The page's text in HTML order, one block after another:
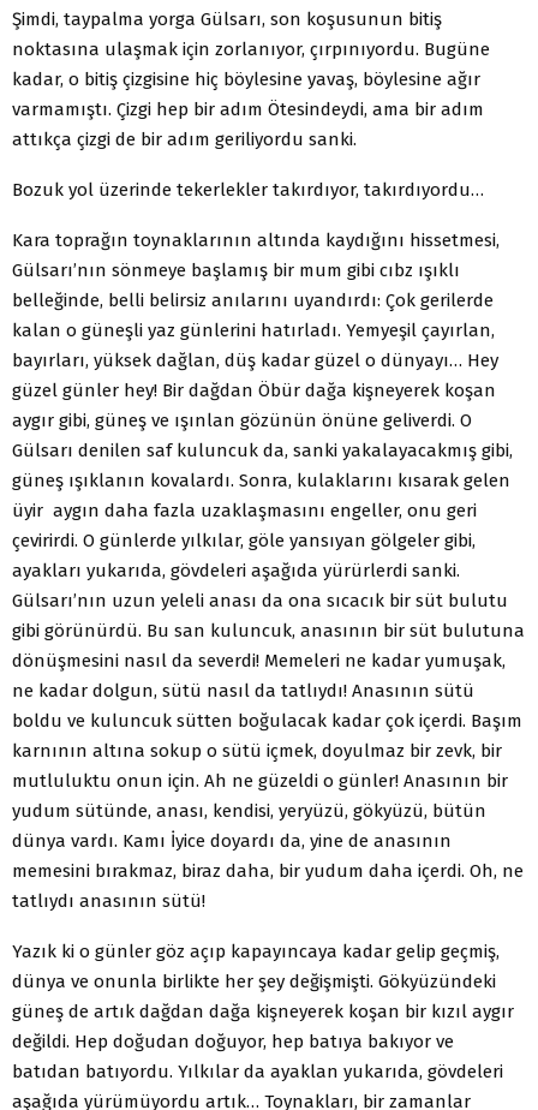
Şimdi, taypalma yorga Gülsarı, son koşusunun bitiş
noktasına ulaşmak için zorlanıyor, çırpınıyordu. Bugüne
kadar, o bitiş çizgisine hiç böylesine yavaş, böylesine ağır
varmamıştı. Çizgi hep bir adım Ötesindeydi, ama bir adım
attıkça çizgi de bir adım geriliyordu sanki.
Bozuk yol üzerinde tekerlekler takırdıyor, takırdıyordu…
Kara toprağın toynaklarının altında kaydığını hissetmesi,
Gülsarı’nın sönmeye başlamış bir mum gibi cıbz ışıklı
belleğinde, belli belirsiz anılarını uyandırdı: Çok gerilerde
kalan o güneşli yaz günlerini hatırladı. Yemyeşil çayırlan,
bayırları, yüksek dağlan, düş kadar güzel o dünyayı… Hey
güzel günler hey! Bir dağdan Öbür dağa kişneyerek koşan
aygır gibi, güneş ve ışınlan gözünün önüne geliverdi. O
Gülsarı denilen saf kuluncuk da, sanki yakalayacakmış gibi,
güneş ışıklanın kovalardı. Sonra, kulaklarını kısarak gelen
üyir aygın daha fazla uzaklaşmasını engeller, onu geri
çevirirdi. O günlerde yılkılar, göle yansıyan gölgeler gibi,
ayakları yukarıda, gövdeleri aşağıda yürürlerdi sanki.
Gülsarı’nın uzun yeleli anası da ona sıcacık bir süt bulutu
gibi görünürdü. Bu san kuluncuk, anasının bir süt bulutuna
dönüşmesini nasıl da severdi! Memeleri ne kadar yumuşak,
ne kadar dolgun, sütü nasıl da tatlıydı! Anasının sütü
boldu ve kuluncuk sütten boğulacak kadar çok içerdi. Başım
karnının altına sokup o sütü içmek, doyulmaz bir zevk, bir
mutluluktu onun için. Ah ne güzeldi o günler! Anasının bir
yudum sütünde, anası, kendisi, yeryüzü, gökyüzü, bütün
dünya vardı. Kamı İyice doyardı da, yine de anasının
memesini bırakmaz, biraz daha, bir yudum daha içerdi. Oh, ne
tatlıydı anasının sütü!
Yazık ki o günler göz açıp kapayıncaya kadar gelip geçmiş,
dünya ve onunla birlikte her şey değişmişti. Gökyüzündeki
güneş de artık dağdan dağa kişneyerek koşan bir kızıl aygır
değildi. Hep doğudan doğuyor, hep batıya bakıyor ve
batıdan batıyordu. Yılkılar da ayaklan yukarıda, gövdeleri
aşağıda yürümüyordu artık… Toynakları, bir zamanlar